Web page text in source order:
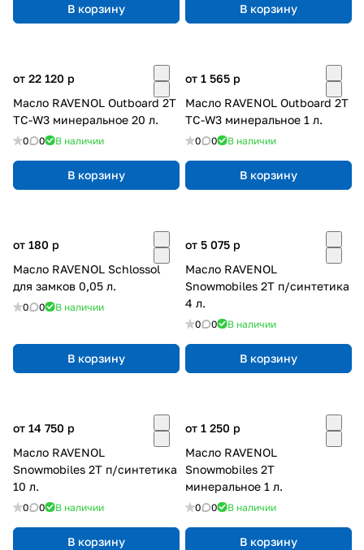
В корзину В корзину
от 22 120 p
Масло RAVENOL Outboard 2T
TC-W3 минеральное 20 л.
0 0 В наличии
В корзину
от 1 565 p
Масло RAVENOL Outboard 2T
TC-W3 минеральное 1 л.
0 0 В наличии
В корзину
от 180 p
Масло RAVENOL Schlossol
для замков 0,05 л.
0 0 В наличии
В корзину
от 5 075 p
Масло RAVENOL
Snowmobiles 2T п/синтетика
4 л.
0 0 В наличии
В корзину
от 14 750 p
Масло RAVENOL
Snowmobiles 2T п/синтетика
10 л.
0 0 В наличии
В корзину
от 1 250 p
Масло RAVENOL
Snowmobiles 2T
минеральное 1 л.
0 0 В наличии
В корзину